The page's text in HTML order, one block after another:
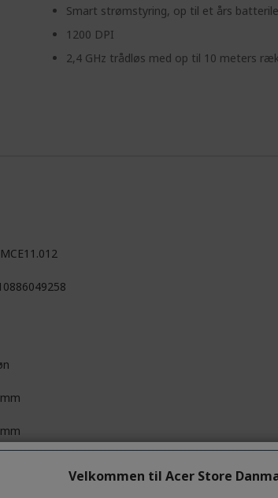
Smart strømstyring, op til et års
1200 DPI
2,4 GHz trådløs med op til 10 meters
Velkommen til Acer Store